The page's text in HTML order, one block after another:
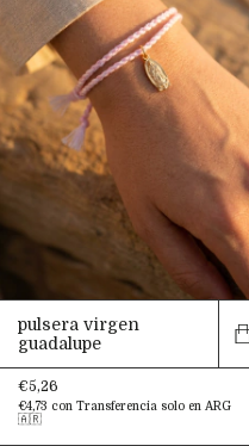
pulsera virgen
guadalupe
€5,26
€4,73 con Transferencia solo en ARG
🇦🇷